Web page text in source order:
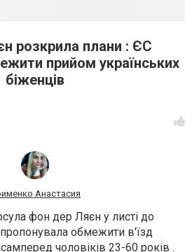
розкрила плани : ЄС
прийом українських
біженців
Анастасия
фон дер Ляєн у листі до
обмежити в'їзд
чоловіків 23-60 років .